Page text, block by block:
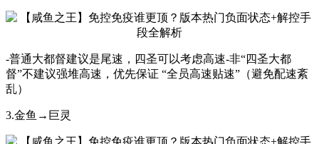
-普通大都督建议是尾速，四圣可以考虑高速-非“四圣大都
督”不建议强堆高速，优先保证 “全员高速贴速”（避免配速紊
乱）
3.金鱼→巨灵